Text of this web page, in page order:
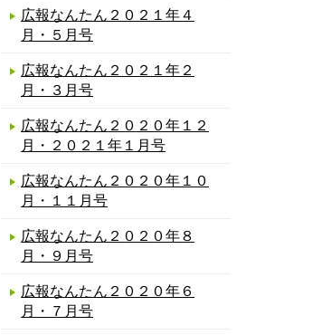
広報なんたん２０２１年４
月・５月号
広報なんたん２０２１年２
月・３月号
広報なんたん２０２０年１２
月・２０２１年１月号
広報なんたん２０２０年１０
月・１１月号
広報なんたん２０２０年８
月・９月号
広報なんたん２０２０年６
月・７月号